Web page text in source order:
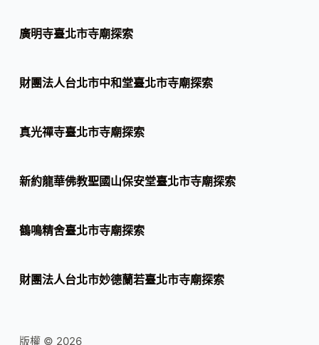
廣明寺臺北市寺廟探索
財團法人台北市中和堂臺北市寺廟探索
真光禪寺臺北市寺廟探索
新約龍華佛教聖國山保安堂臺北市寺廟探索
鶴鳴精舍臺北市寺廟探索
財團法人台北市妙德蘭若臺北市寺廟探索
版權 © 2026